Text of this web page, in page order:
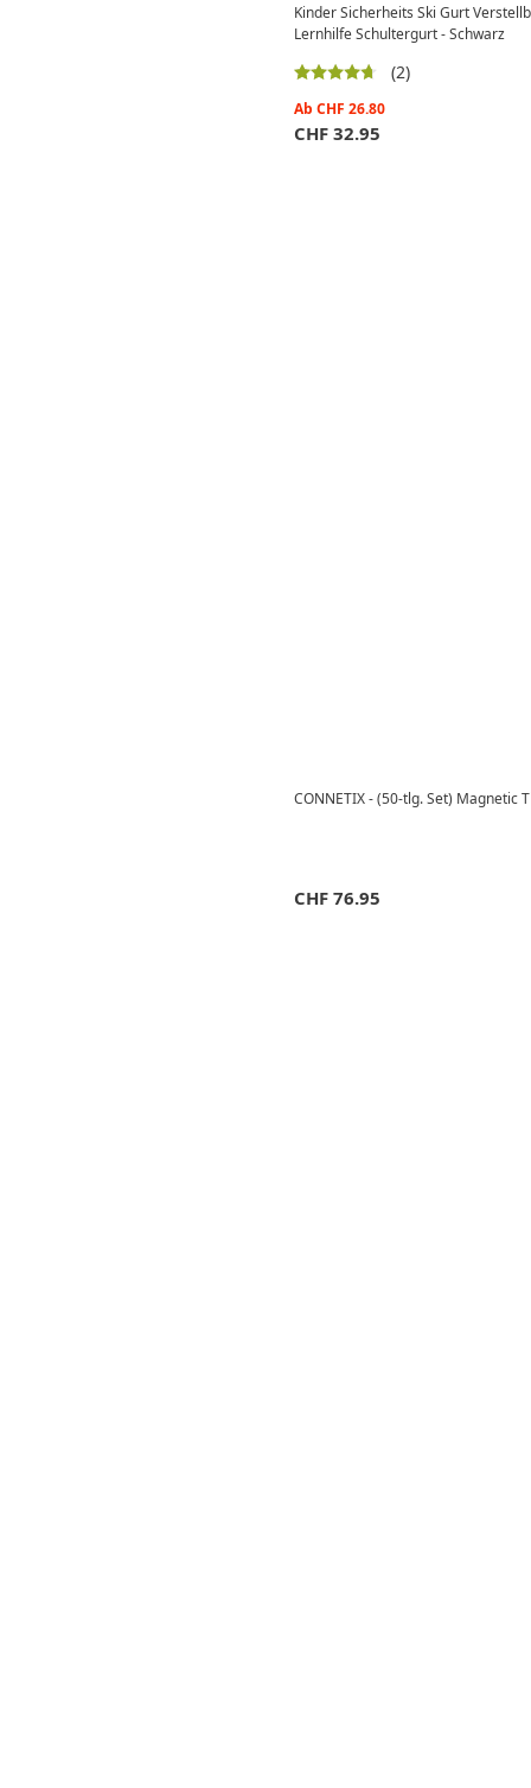
Kinder Sicherheits Ski Gurt
Lernhilfe Schultergurt - Schwarz
(2)
Ab CHF 26.80
CHF 32.95
CONNETIX - (50-tlg. Set) Magnetic
CHF 76.95